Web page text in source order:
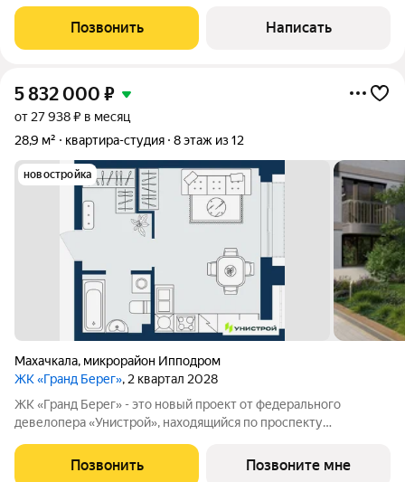
кирпича. В 3-минутах от дома берег моря. В пешей
доступности автобусная
Позвонить Написать
5 832 000 ₽
от 27 938 ₽ в месяц
28,9 м²
квартира-студия 8 этаж из 12
новостройка
Махачкала, микрорайон Ипподром
ЖК «Гранд Берег», 2 квартал 2028
ЖК «Гранд Берег» - это новый проект от федерального
девелопера «Унистрой», находящийся по проспекту
локация, где все необходимое рядом - 5 минут ходьбы до 3
остановок общественного транспорта. Легко
Позвонить Позвоните мне